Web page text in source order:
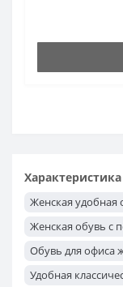
Характеристика
Женская удобная
Женская обувь с
Обувь для офиса
Удобная